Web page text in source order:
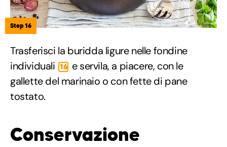
Step 16
Trasferisci la buridda ligure nelle fondine
individuali 16 e servila, a piacere, con le
gallette del marinaio o con fette di pane
tostato.
Conservazione